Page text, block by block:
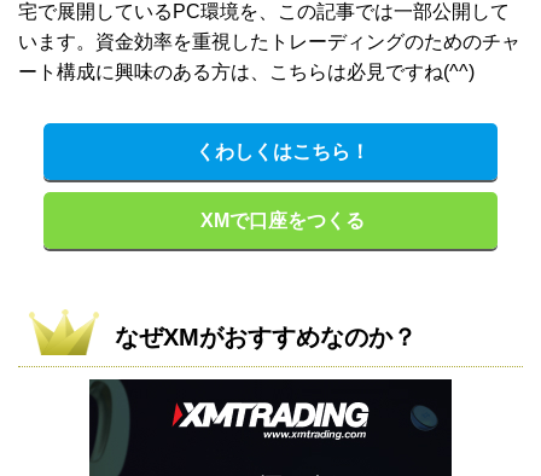
宅で展開しているPC環境を、この記事では一部公開して
います。資金効率を重視したトレーディングのためのチャ
ート構成に興味のある方は、こちらは必見ですね(^^)
くわしくはこちら！
XMで口座をつくる
なぜXMがおすすめなのか？